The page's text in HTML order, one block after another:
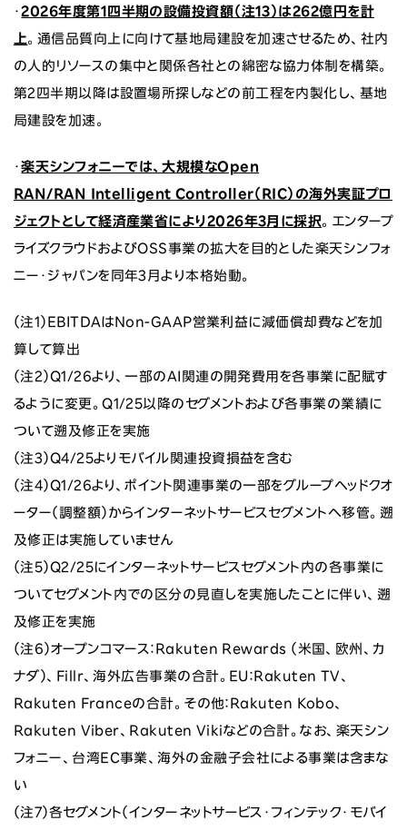
・2026年度第1四半期の設備投資額（注13）は262億円を計
上。通信品質向上に向けて基地局建設を加速させるため、社内
の人的リソースの集中と関係各社との綿密な協力体制を構築。
第2四半期以降は設置場所探しなどの前工程を内製化し、基地
局建設を加速。
・楽天シンフォニーでは、大規模なOpen
RAN/RAN Intelligent Controller（RIC）の海外実証プロ
ジェクトとして経済産業省により2026年3月に採択。エンタープ
ライズクラウドおよびOSS事業の拡大を目的とした楽天シンフォ
ニー・ジャパンを同年3月より本格始動。
（注1）EBITDAはNon-GAAP営業利益に減価償却費などを加
算して算出
（注2）Q1/26より、一部のAI関連の開発費用を各事業に配賦す
るように変更。Q1/25以降のセグメントおよび各事業の業績に
ついて遡及修正を実施
（注3）Q4/25よりモバイル関連投資損益を含む
（注4）Q1/26より、ポイント関連事業の一部をグループヘッドクオ
ーター（調整額）からインターネットサービスセグメントへ移管。遡
及修正は実施していません
（注5）Q2/25にインターネットサービスセグメント内の各事業に
ついてセグメント内での区分の見直しを実施したことに伴い、遡
及修正を実施
（注6）オープンコマース：Rakuten Rewards （米国、欧州、カ
ナダ）、Fillr、海外広告事業の合計。EU：Rakuten TV、
Rakuten Franceの合計。その他：Rakuten Kobo、
Rakuten Viber、Rakuten Vikiなどの合計。なお、楽天シン
フォニー、台湾EC事業、海外の金融子会社による事業は含まな
い
（注7）各セグメント（インターネットサービス・フィンテック・モバイ